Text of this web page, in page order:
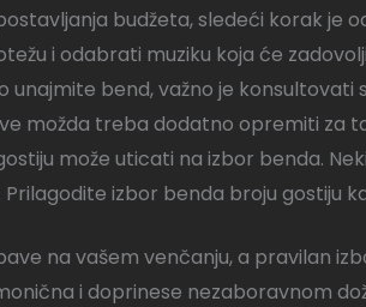
budžeta, sledeći korak je
i odabrati muziku koja će
unajmite bend, važno je
možda treba dodatno opremiti za
može uticati na izbor benda.
izbor benda broju gostiju
na vašem venčanju, a pravilan
i doprinese nezaboravnom